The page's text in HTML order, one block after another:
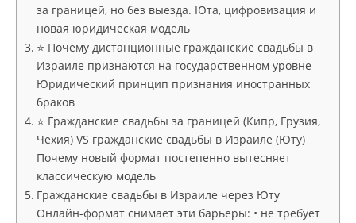
за границей, но без выезда. Юта, цифровизация и
новая юридическая модель
⭐ Почему дистанционные гражданские свадьбы в
Израиле признаются на государственном уровне
Юридический принцип признания иностранных
браков
⭐ Гражданские свадьбы за границей (Кипр, Грузия,
Чехия) VS гражданские свадьбы в Израиле (Юту)
Почему новый формат постепенно вытесняет
классическую модель
Гражданские свадьбы в Израиле через Юту
Онлайн-формат снимает эти барьеры: • не требует